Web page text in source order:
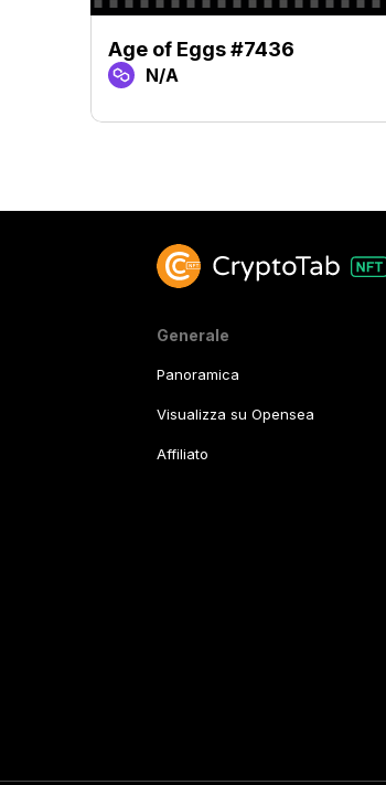
Age of Eggs #7436
N/A
Generale
Panoramica
Visualizza su Opensea
Affiliato